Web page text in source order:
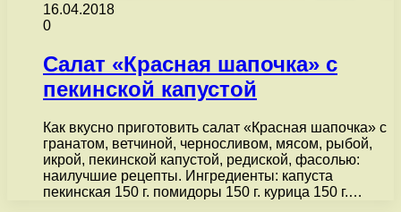
16.04.2018
0
Салат «Красная шапочка» с
пекинской капустой
Как вкусно приготовить салат «Красная шапочка» с
гранатом, ветчиной, черносливом, мясом, рыбой,
икрой, пекинской капустой, редиской, фасолью:
наилучшие рецепты. Ингредиенты: капуста
пекинская 150 г. помидоры 150 г. курица 150 г.…